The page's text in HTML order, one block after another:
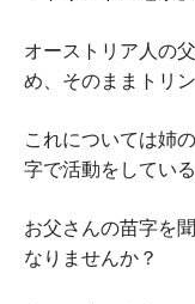
オーストリア人の
め、そのままトリ
これについては姉
字で活動をしてい
お父さんの苗字を
なりませんか？